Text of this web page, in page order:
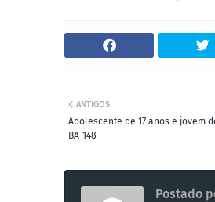
ANTIGOS
Adolescente de 17 anos e jovem
BA-148
Postado